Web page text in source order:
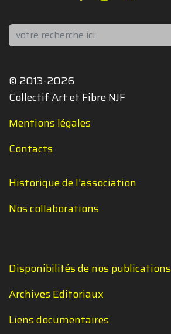
Rechercher
© 2013-2026
Collectif Art et Fibre NJF
Mentions légales
Contacts
Historique de l'association
Nos collaborations
Disponibilités de nos publications
Archives Editoriaux
Liens documentaires